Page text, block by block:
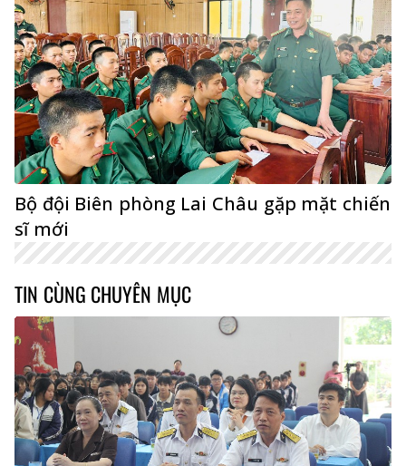
Bộ đội Biên phòng Lai Châu gặp mặt chiến
sĩ mới
TIN CÙNG CHUYÊN MỤC